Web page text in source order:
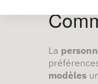
La
modèles